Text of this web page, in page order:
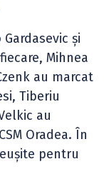
și
Mihnea
au marcat
Tiberiu
au
Oradea. În
pentru